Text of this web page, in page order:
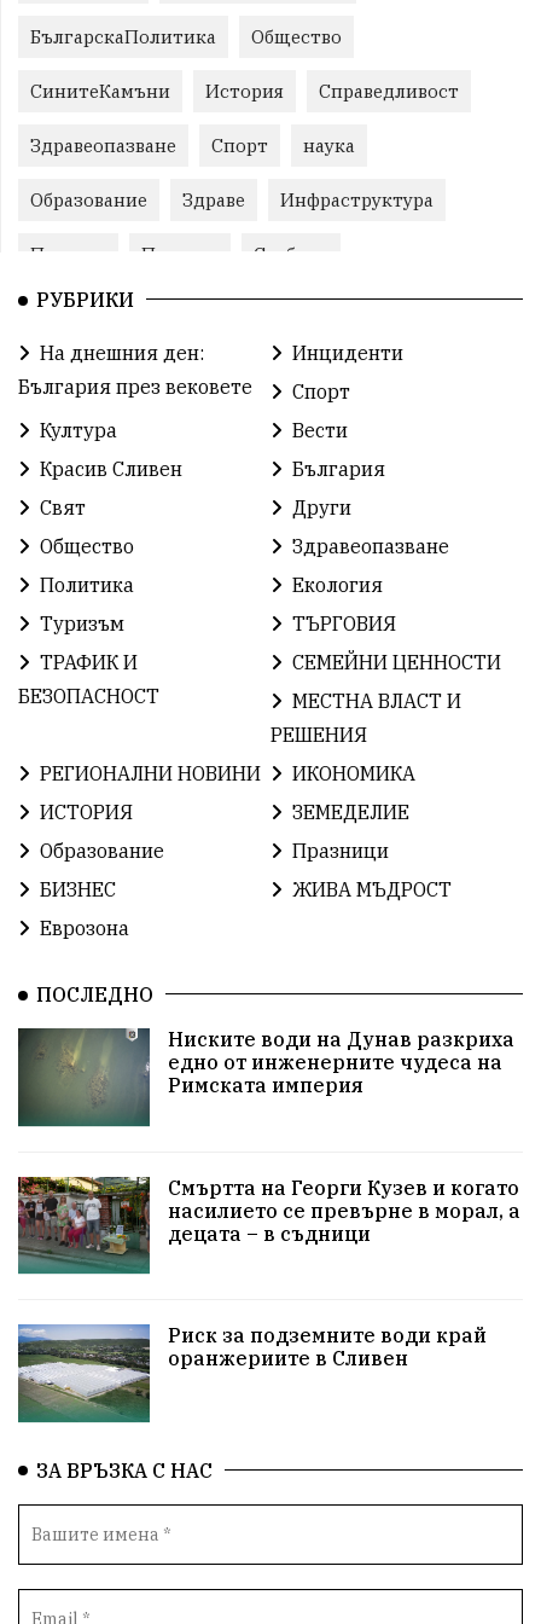
БългарскаПолитика Общество
СинитеКамъни История Справедливост
Здравеопазване Спорт наука
Образование Здраве Инфраструктура
Пеевски Протест Свобода
ИвелинМихайлов
Празник ГражданскоОбщество
РадостинВасилев ЛекаАтлетика
ХристоИлиев БългарскоЗемеделие
БългарскиСпорт
ОбщественИнтерес земеделие
ИсторияНаБългария Иновации САЩ
БългарскаГордост Археология Твърдица
Легенда Право
ОтровнатаЯбълка ЦветомирПетков
България2025
ИкономикаНаСъпротивата УрсулаФонДерЛайен
ПетърПетров
Технологии НародноСъбрание
ПравоваДържава Варна Родителство
ПътнаБезопасност Магнитски Санкции
ОколнаСреда
Общност ИсторическиПарк ВоенноВреме
Космос ВоднаКриза Вода Мир
Безопастност
РУБРИКИ
На днешния ден:
България през вековете
Инциденти
Спорт
Култура
Вести
Красив Сливен
България
Свят
Други
Общество
Здравеопазване
Политика
Екология
Туризъм
ТЪРГОВИЯ
ТРАФИК И
БЕЗОПАСНОСТ
СЕМЕЙНИ ЦЕННОСТИ
МЕСТНА ВЛАСТ И
РЕШЕНИЯ
РЕГИОНАЛНИ НОВИНИ
ИКОНОМИКА
ИСТОРИЯ
ЗЕМЕДЕЛИЕ
Образование
Празници
БИЗНЕС
ЖИВА МЪДРОСТ
Еврозона
ПОСЛЕДНО
Ниските води на Дунав разкриха
едно от инженерните чудеса на
Римската империя
Смъртта на Георги Кузев и когато
насилието се превърне в морал, а
децата – в съдници
Риск за подземните води край
оранжериите в Сливен
ЗА ВРЪЗКА С НАС